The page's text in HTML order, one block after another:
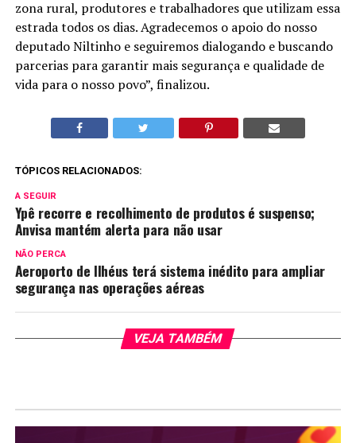
zona rural, produtores e trabalhadores que utilizam essa
estrada todos os dias. Agradecemos o apoio do nosso
deputado Niltinho e seguiremos dialogando e buscando
parcerias para garantir mais segurança e qualidade de
vida para o nosso povo”, finalizou.
TÓPICOS RELACIONADOS:
A SEGUIR
Ypê recorre e recolhimento de produtos é suspenso;
Anvisa mantém alerta para não usar
NÃO PERCA
Aeroporto de Ilhéus terá sistema inédito para ampliar
segurança nas operações aéreas
VEJA TAMBÉM